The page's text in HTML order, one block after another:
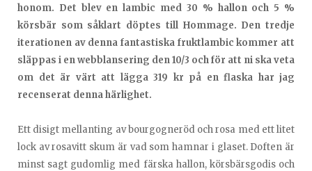
honom. Det blev en lambic med 30 % hallon och 5 %
körsbär som såklart döptes till Hommage. Den tredje
iterationen av denna fantastiska fruktlambic kommer att
släppas i en webblansering den 10/3 och för att ni ska veta
om det är värt att lägga 319 kr på en flaska har jag
recenserat denna härlighet.
Ett disigt mellanting av bourgogneröd och rosa med ett litet
lock av rosavitt skum är vad som hamnar i glaset. Doften är
minst sagt gudomlig med färska hallon, körsbärsgodis och